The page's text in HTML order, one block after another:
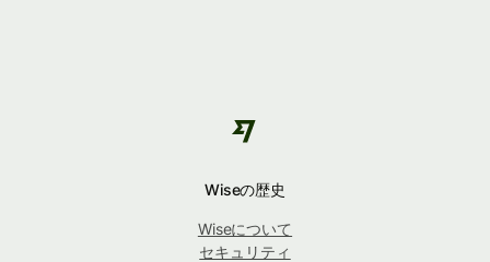
Wiseの歴史
Wiseについて
セキュリティ